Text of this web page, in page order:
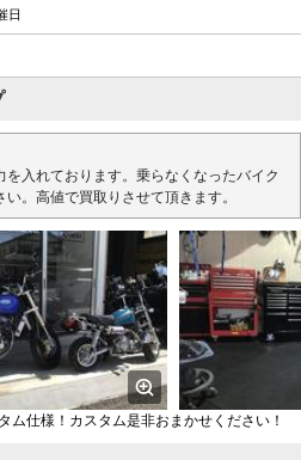
日
入れております。乗らなくなったバイク
。高値で買取りさせて頂きます。
ム仕様！カスタム是非おまかせください！